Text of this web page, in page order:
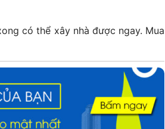
có thể xây nhà được ngay. Mua